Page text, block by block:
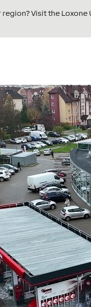
Visit the